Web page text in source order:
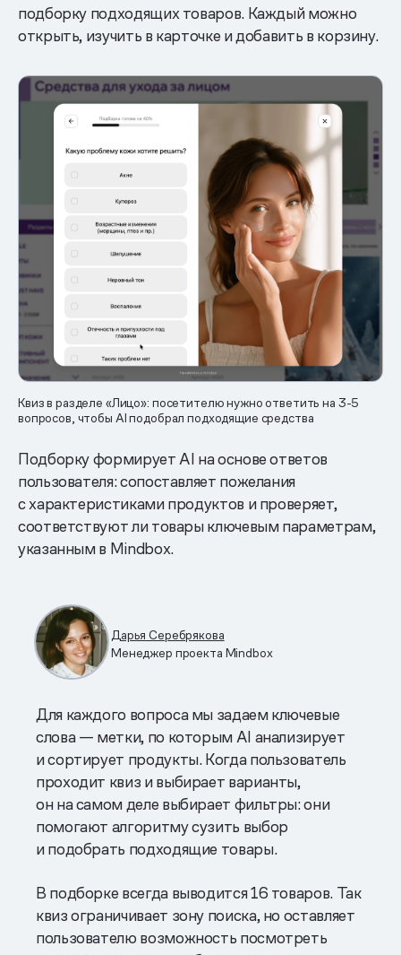
подборку подходящих товаров. Каждый можно
открыть, изучить в карточке и добавить в корзину.
Квиз в разделе «Лицо»: посетителю нужно ответить на 3-5
вопросов, чтобы АI подобрал подходящие средства
Подборку формирует AI на основе ответов
пользователя: сопоставляет пожелания
с характеристиками продуктов и проверяет,
соответствуют ли товары ключевым параметрам,
указанным в Mindbox.
Дарья Серебрякова
Менеджер проекта Mindbox
Для каждого вопроса мы задаем ключевые
слова — метки, по которым AI анализирует
и сортирует продукты. Когда пользователь
проходит квиз и выбирает варианты,
он на самом деле выбирает фильтры: они
помогают алгоритму сузить выбор
и подобрать подходящие товары.
В подборке всегда выводится 16 товаров. Так
квиз ограничивает зону поиска, но оставляет
пользователю возможность посмотреть